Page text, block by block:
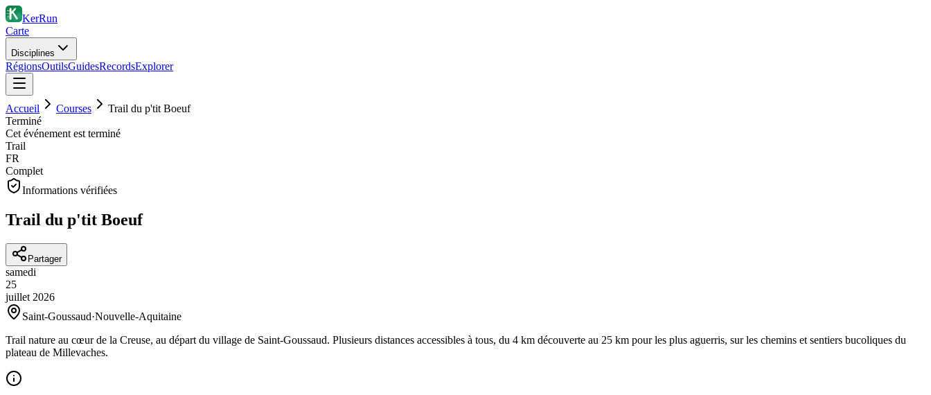
KerRun
Carte
Disciplines
RégionsOutilsGuidesRecordsExplorer
Accueil Courses
Trail du p'tit Boeuf
Terminé
Cet événement est terminé
Trail
FR
Complet
Informations vérifiées
Trail du p'tit Boeuf
Partager
samedi
25
juillet 2026
Saint-Goussaud·Nouvelle-Aquitaine
Trail nature au cœur de la Creuse, au départ du village de Saint-Goussaud. Plusieurs distances accessibles à tous, du 4 km découverte au 25 km pour les plus aguerris, sur les chemins et sentiers bucoliques du
plateau de Millevaches.